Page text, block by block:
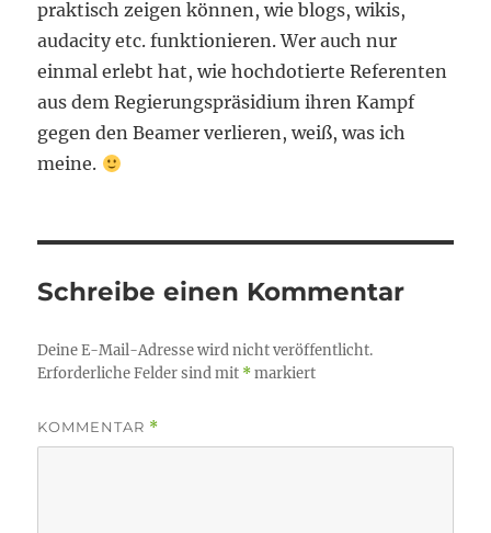
praktisch zeigen können, wie blogs, wikis,
audacity etc. funktionieren. Wer auch nur
einmal erlebt hat, wie hochdotierte Referenten
aus dem Regierungspräsidium ihren Kampf
gegen den Beamer verlieren, weiß, was ich
meine.
Schreibe einen Kommentar
Deine E-Mail-Adresse wird nicht veröffentlicht.
Erforderliche Felder sind mit *markiert
KOMMENTAR *